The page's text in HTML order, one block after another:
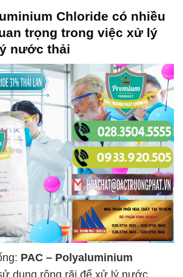
Chloride có nhiều
trọng trong việc xử lý
nước thải
PAC – Polyaluminium
dụng rộng rãi để xử lý nước